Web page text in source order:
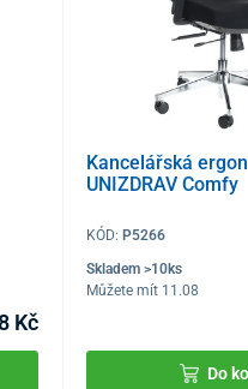
Kč
Kancelářská
UNIZDRAV Comfy
KÓD:P5266
Skladem >10ks
Můžete mít 11.08
Do